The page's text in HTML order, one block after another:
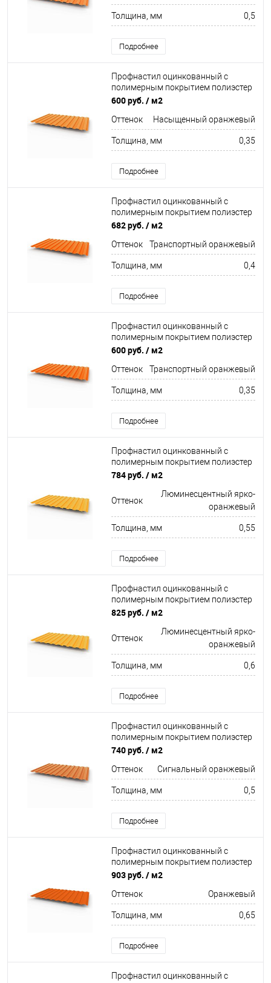
Толщина, мм 0,5
Подробнее
Профнастил оцинкованный с
полимерным покрытием полиэстер
С8 buildstor 0,35х1180мм RAL 2011
600 руб. / м2
Оттенок Насыщенный оранжевый
Толщина, мм 0,35
Подробнее
Профнастил оцинкованный с
полимерным покрытием полиэстер
С8 buildstor 0,4х1180мм RAL 2009
682 руб. / м2
Оттенок Транспортный оранжевый
Толщина, мм 0,4
Подробнее
Профнастил оцинкованный с
полимерным покрытием полиэстер
С8 buildstor 0,35х1180мм RAL 2009
600 руб. / м2
Оттенок Транспортный оранжевый
Толщина, мм 0,35
Подробнее
Профнастил оцинкованный с
полимерным покрытием полиэстер
С8 buildstor 0,55х1180мм RAL 2007
784 руб. / м2
Оттенок
Люминесцентный ярко-
оранжевый
Толщина, мм 0,55
Подробнее
Профнастил оцинкованный с
полимерным покрытием полиэстер
С8 buildstor 0,6х1180мм RAL 2007
825 руб. / м2
Оттенок
Люминесцентный ярко-
оранжевый
Толщина, мм 0,6
Подробнее
Профнастил оцинкованный с
полимерным покрытием полиэстер
С8 buildstor 0,5х1180мм RAL 2010
740 руб. / м2
Оттенок Сигнальный оранжевый
Толщина, мм 0,5
Подробнее
Профнастил оцинкованный с
полимерным покрытием полиэстер
С8 buildstor 0,65х1180мм RAL 2004
903 руб. / м2
Оттенок Оранжевый
Толщина, мм 0,65
Подробнее
Профнастил оцинкованный с